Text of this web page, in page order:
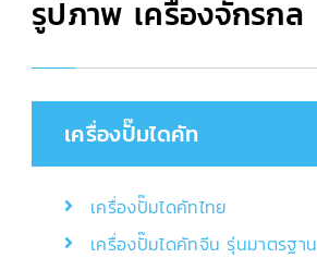
รูปภาพ เครื่องจักรกล
เครื่องปั๊มไดคัท
เครื่องปั๊มไดคัทไทย
เครื่องปั๊มไดคัทจีน รุ่นมาตรฐาน